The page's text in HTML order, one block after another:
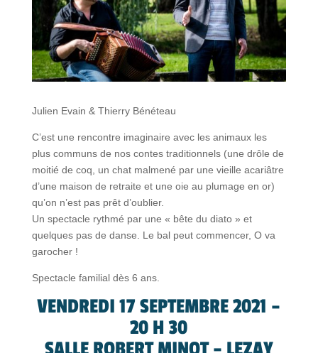
Julien Evain & Thierry Bénéteau
C’est une rencontre imaginaire avec les animaux les
plus communs de nos contes traditionnels (une drôle de
moitié de coq, un chat malmené par une vieille acariâtre
d’une maison de retraite et une oie au plumage en or)
qu’on n’est pas prêt d’oublier.
Un spectacle rythmé par une « bête du diato » et
quelques pas de danse. Le bal peut commencer, O va
garocher !
Spectacle familial dès 6 ans.
VENDREDI 17 SEPTEMBRE 2021 –
20 H 30